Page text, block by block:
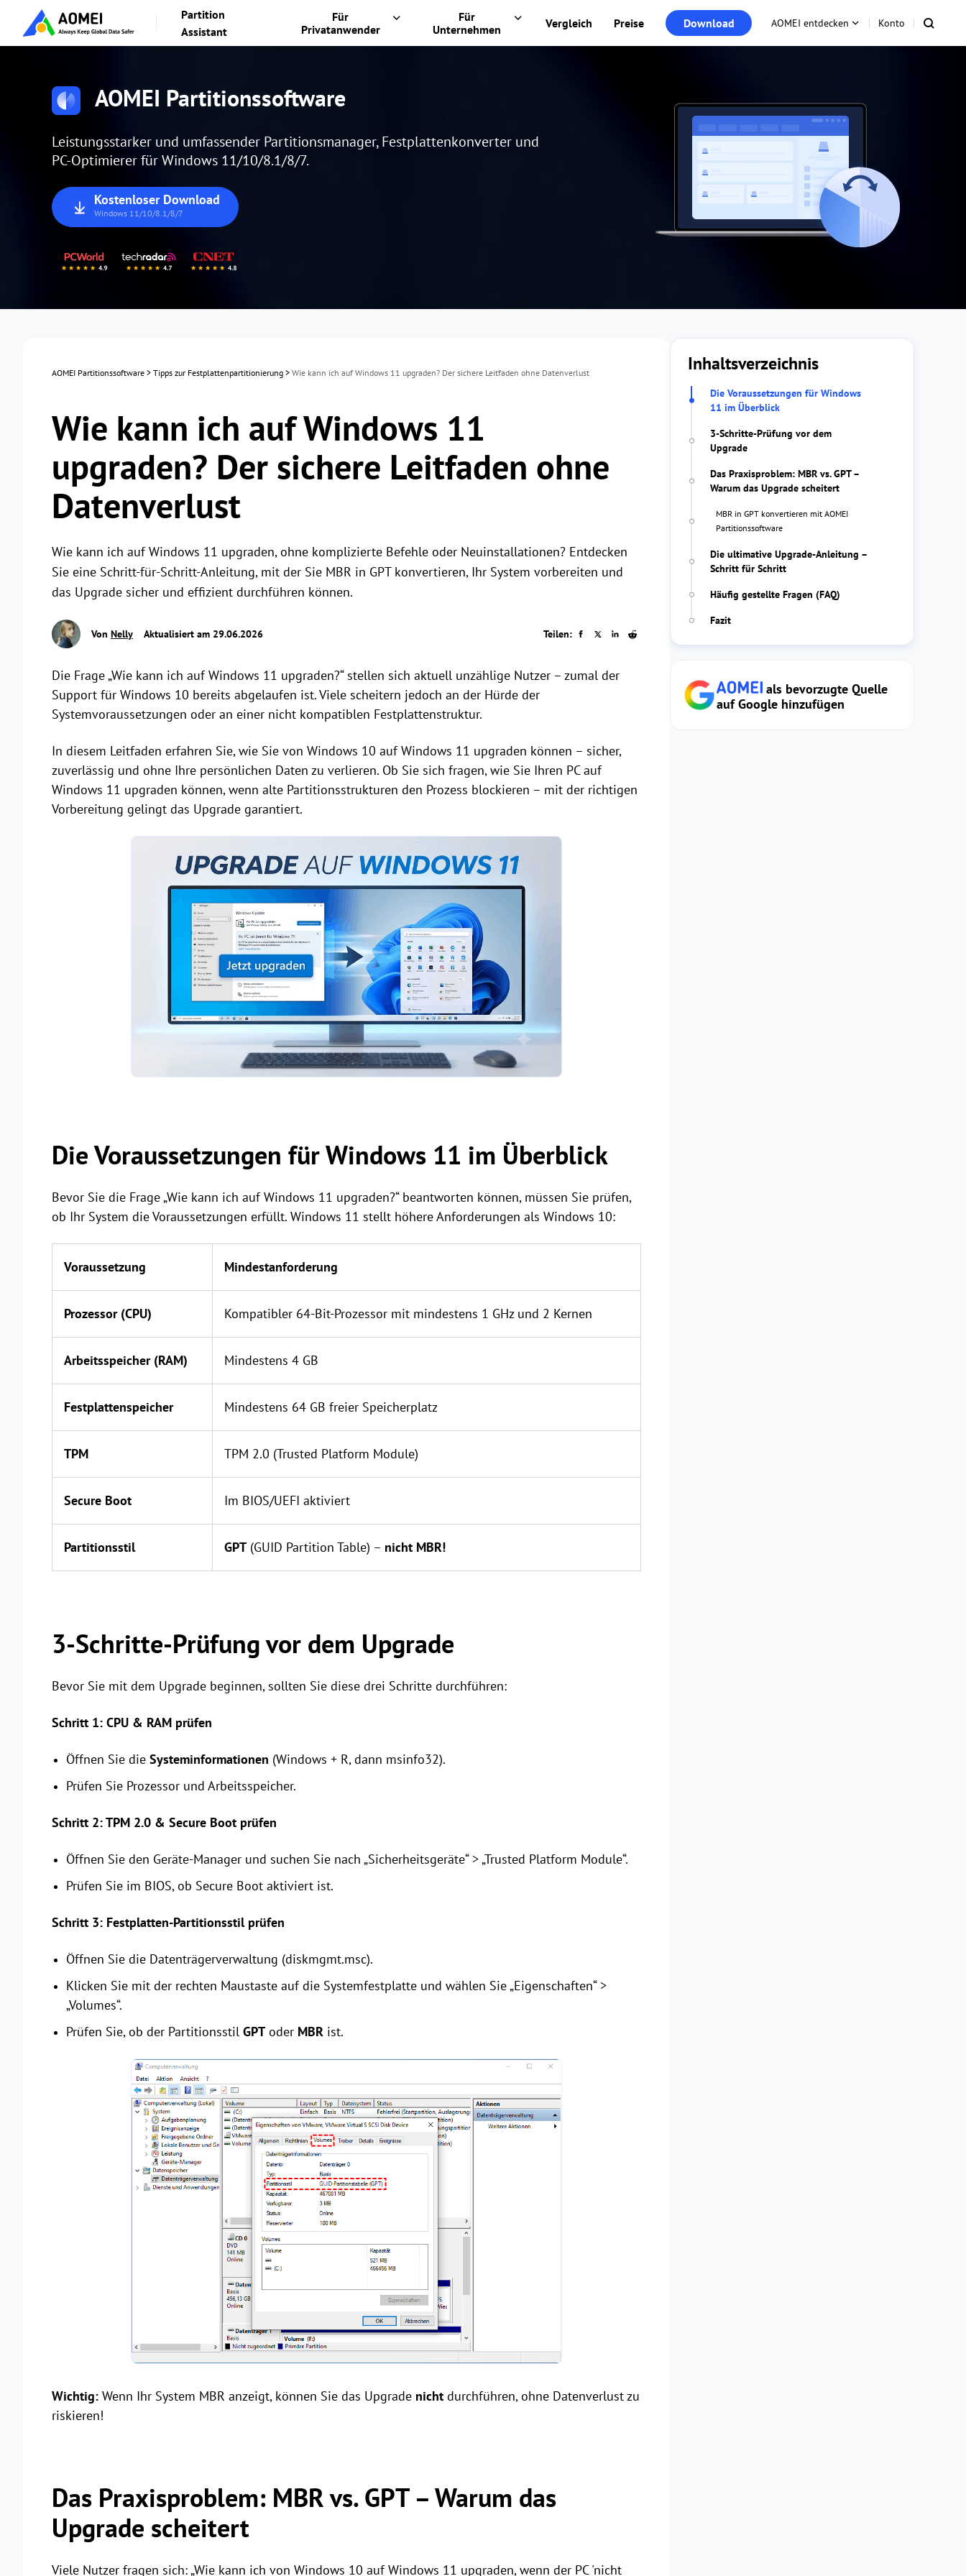
Partition
Assistant
Für
Privatanwender
Für
Unternehmen
Vergleich Preise Download AOMEI entdecken Konto
AOMEI Partitionssoftware
Leistungsstarker und umfassender Partitionsmanager, Festplattenkonverter und
PC-Optimierer für Windows 11/10/8.1/8/7.
Kostenloser Download
Windows 11/10/8.1/8/7
AOMEI Partitionssoftware > Tipps zur Festplattenpartitionierung > Wie kann ich auf Windows 11 upgraden? Der sichere Leitfaden ohne Datenverlust
Wie kann ich auf Windows 11
upgraden? Der sichere Leitfaden ohne
Datenverlust
Wie kann ich auf Windows 11 upgraden, ohne komplizierte Befehle oder Neuinstallationen? Entdecken
Sie eine Schritt-für-Schritt-Anleitung, mit der Sie MBR in GPT konvertieren, Ihr System vorbereiten und
das Upgrade sicher und effizient durchführen können.
Von Nelly Aktualisiert am 29.06.2026 Teilen:
Die Frage „Wie kann ich auf Windows 11 upgraden?“ stellen sich aktuell unzählige Nutzer – zumal der
Support für Windows 10 bereits abgelaufen ist. Viele scheitern jedoch an der Hürde der
Systemvoraussetzungen oder an einer nicht kompatiblen Festplattenstruktur.
In diesem Leitfaden erfahren Sie, wie Sie von Windows 10 auf Windows 11 upgraden können – sicher,
zuverlässig und ohne Ihre persönlichen Daten zu verlieren. Ob Sie sich fragen, wie Sie Ihren PC auf
Windows 11 upgraden können, wenn alte Partitionsstrukturen den Prozess blockieren – mit der richtigen
Vorbereitung gelingt das Upgrade garantiert.
Die Voraussetzungen für Windows 11 im Überblick
Bevor Sie die Frage „Wie kann ich auf Windows 11 upgraden?“ beantworten können, müssen Sie prüfen,
ob Ihr System die Voraussetzungen erfüllt. Windows 11 stellt höhere Anforderungen als Windows 10:
Voraussetzung Mindestanforderung
Prozessor (CPU) Kompatibler 64-Bit-Prozessor mit mindestens 1 GHz und 2 Kernen
Arbeitsspeicher (RAM) Mindestens 4 GB
Festplattenspeicher Mindestens 64 GB freier Speicherplatz
TPM TPM 2.0 (Trusted Platform Module)
Secure Boot Im BIOS/UEFI aktiviert
Partitionsstil GPT (GUID Partition Table) – nicht MBR!
3-Schritte-Prüfung vor dem Upgrade
Bevor Sie mit dem Upgrade beginnen, sollten Sie diese drei Schritte durchführen:
Schritt 1: CPU & RAM prüfen
Öffnen Sie die Systeminformationen (Windows + R, dann msinfo32).
Prüfen Sie Prozessor und Arbeitsspeicher.
Schritt 2: TPM 2.0 & Secure Boot prüfen
Öffnen Sie den Geräte-Manager und suchen Sie nach „Sicherheitsgeräte“ > „Trusted Platform Module“.
Prüfen Sie im BIOS, ob Secure Boot aktiviert ist.
Schritt 3: Festplatten-Partitionsstil prüfen
Öffnen Sie die Datenträgerverwaltung (diskmgmt.msc).
Klicken Sie mit der rechten Maustaste auf die Systemfestplatte und wählen Sie „Eigenschaften“ >
„Volumes“.
Prüfen Sie, ob der Partitionsstil GPT oder MBR ist.
Wichtig: Wenn Ihr System MBR anzeigt, können Sie das Upgrade nicht durchführen, ohne Datenverlust zu
riskieren!
Das Praxisproblem: MBR vs. GPT – Warum das
Upgrade scheitert
Viele Nutzer fragen sich: „Wie kann ich von Windows 10 auf Windows 11 upgraden, wenn der PC 'nicht
Inhaltsverzeichnis
Die Voraussetzungen für Windows
11 im Überblick
3-Schritte-Prüfung vor dem
Upgrade
Das Praxisproblem: MBR vs. GPT –
Warum das Upgrade scheitert
MBR in GPT konvertieren mit AOMEI
Partitionssoftware
Die ultimative Upgrade-Anleitung –
Schritt für Schritt
Häufig gestellte Fragen (FAQ)
Fazit
als bevorzugte Quelle
auf Google hinzufügen